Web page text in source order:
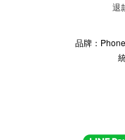
退
品牌：